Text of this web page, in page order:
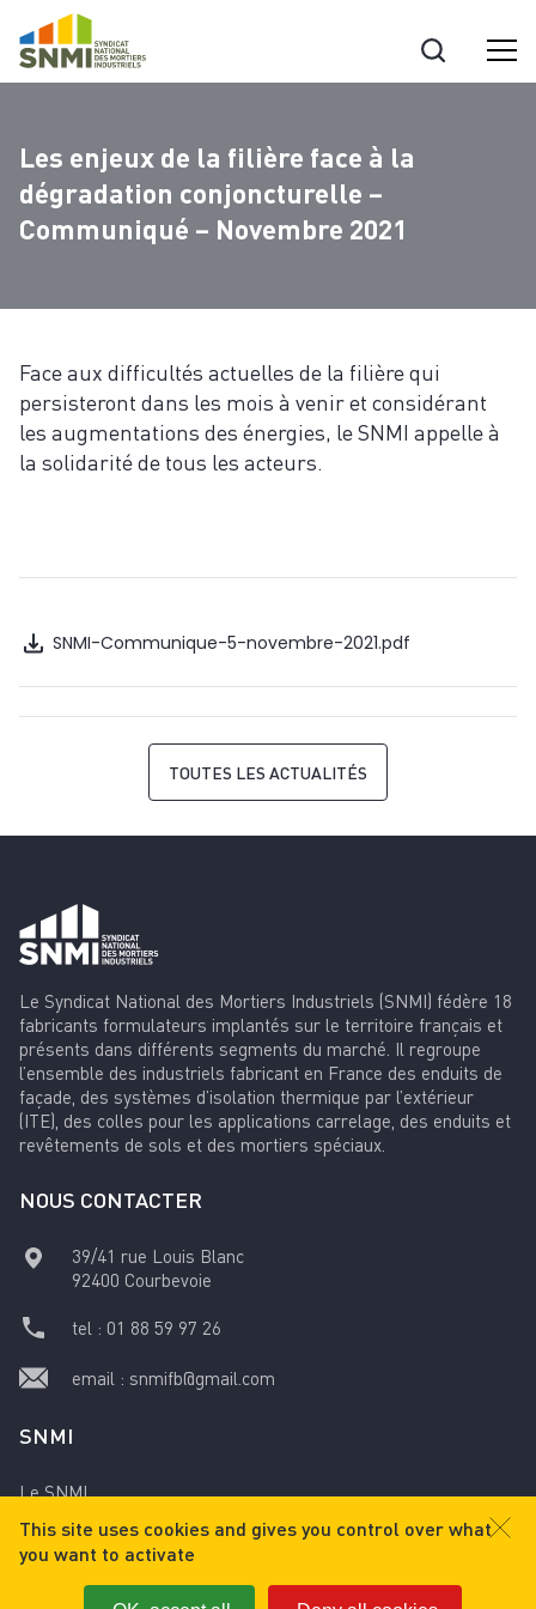
Les enjeux de la filière face à la
dégradation conjoncturelle –
Communiqué – Novembre 2021
Face aux difficultés actuelles de la filière qui
persisteront dans les mois à venir et considérant
les augmentations des énergies, le SNMI appelle à
la solidarité de tous les acteurs.
SNMI-Communique-5-novembre-2021.pdf
TOUTES LES ACTUALITÉS
Le Syndicat National des Mortiers Industriels (SNMI) fédère 18
fabricants formulateurs implantés sur le territoire français et
présents dans différents segments du marché. Il regroupe
l’ensemble des industriels fabricant en France des enduits de
façade, des systèmes d’isolation thermique par l’extérieur
(ITE), des colles pour les applications carrelage, des enduits et
revêtements de sols et des mortiers spéciaux.
NOUS CONTACTER
39/41 rue Louis Blanc
92400 Courbevoie
tel : 01 88 59 97 26
email : snmifb@gmail.com
SNMI
Le SNMI
Mentions légales
Retrouvez nous sur
Cookies management panel
This site uses cookies and gives you control over what
you want to activate